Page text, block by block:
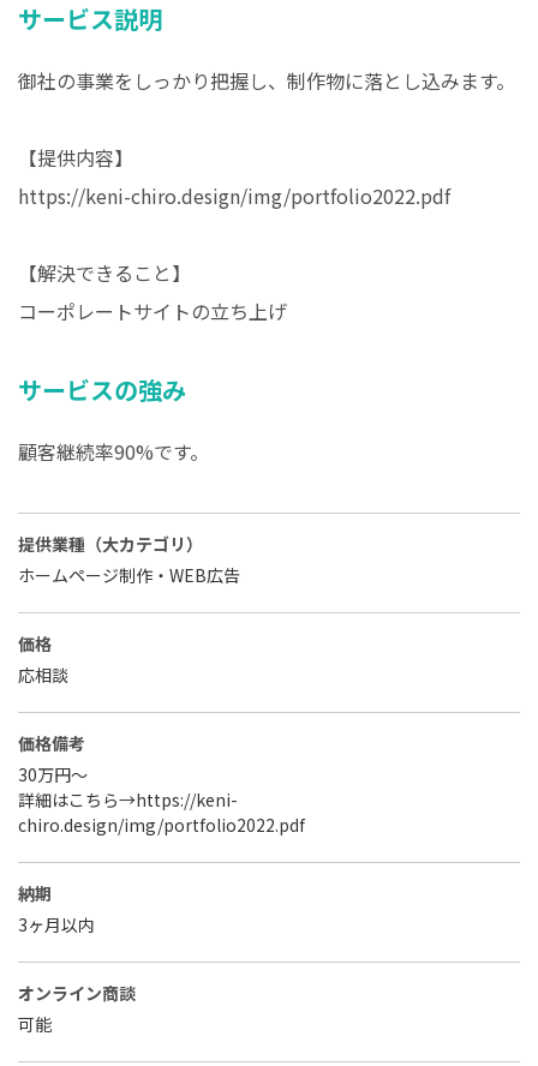
サービス説明
御社の事業をしっかり把握し、制作物に落とし込みます。
【提供内容】
https://keni-chiro.design/img/portfolio2022.pdf
【解決できること】
コーポレートサイトの立ち上げ
サービスの強み
顧客継続率90%です。
提供業種（大カテゴリ）
ホームページ制作・WEB広告
価格
応相談
価格備考
30万円～
詳細はこちら→https://keni-
chiro.design/img/portfolio2022.pdf
納期
3ヶ月以内
オンライン商談
可能